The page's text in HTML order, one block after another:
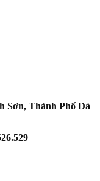
Sơn, Thành Phố Đà